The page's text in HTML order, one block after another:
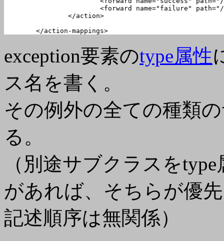
	</action-mappings>
exception要素のtype属性
ス名を書く。
その例外の全ての種類
る。
（別途サブクラスを
があれば、そちらが優
記述順序は無関係）